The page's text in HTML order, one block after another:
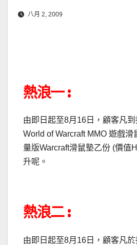
八月 2, 2009
熱浪一 :
由即日起至8月16日，顧客凡
World of Warcraft MMO 遊戲
量版Warcraft滑鼠墊乙份 (價值
升呢。
熱浪二 :
由即日起至8月16日，顧客凡